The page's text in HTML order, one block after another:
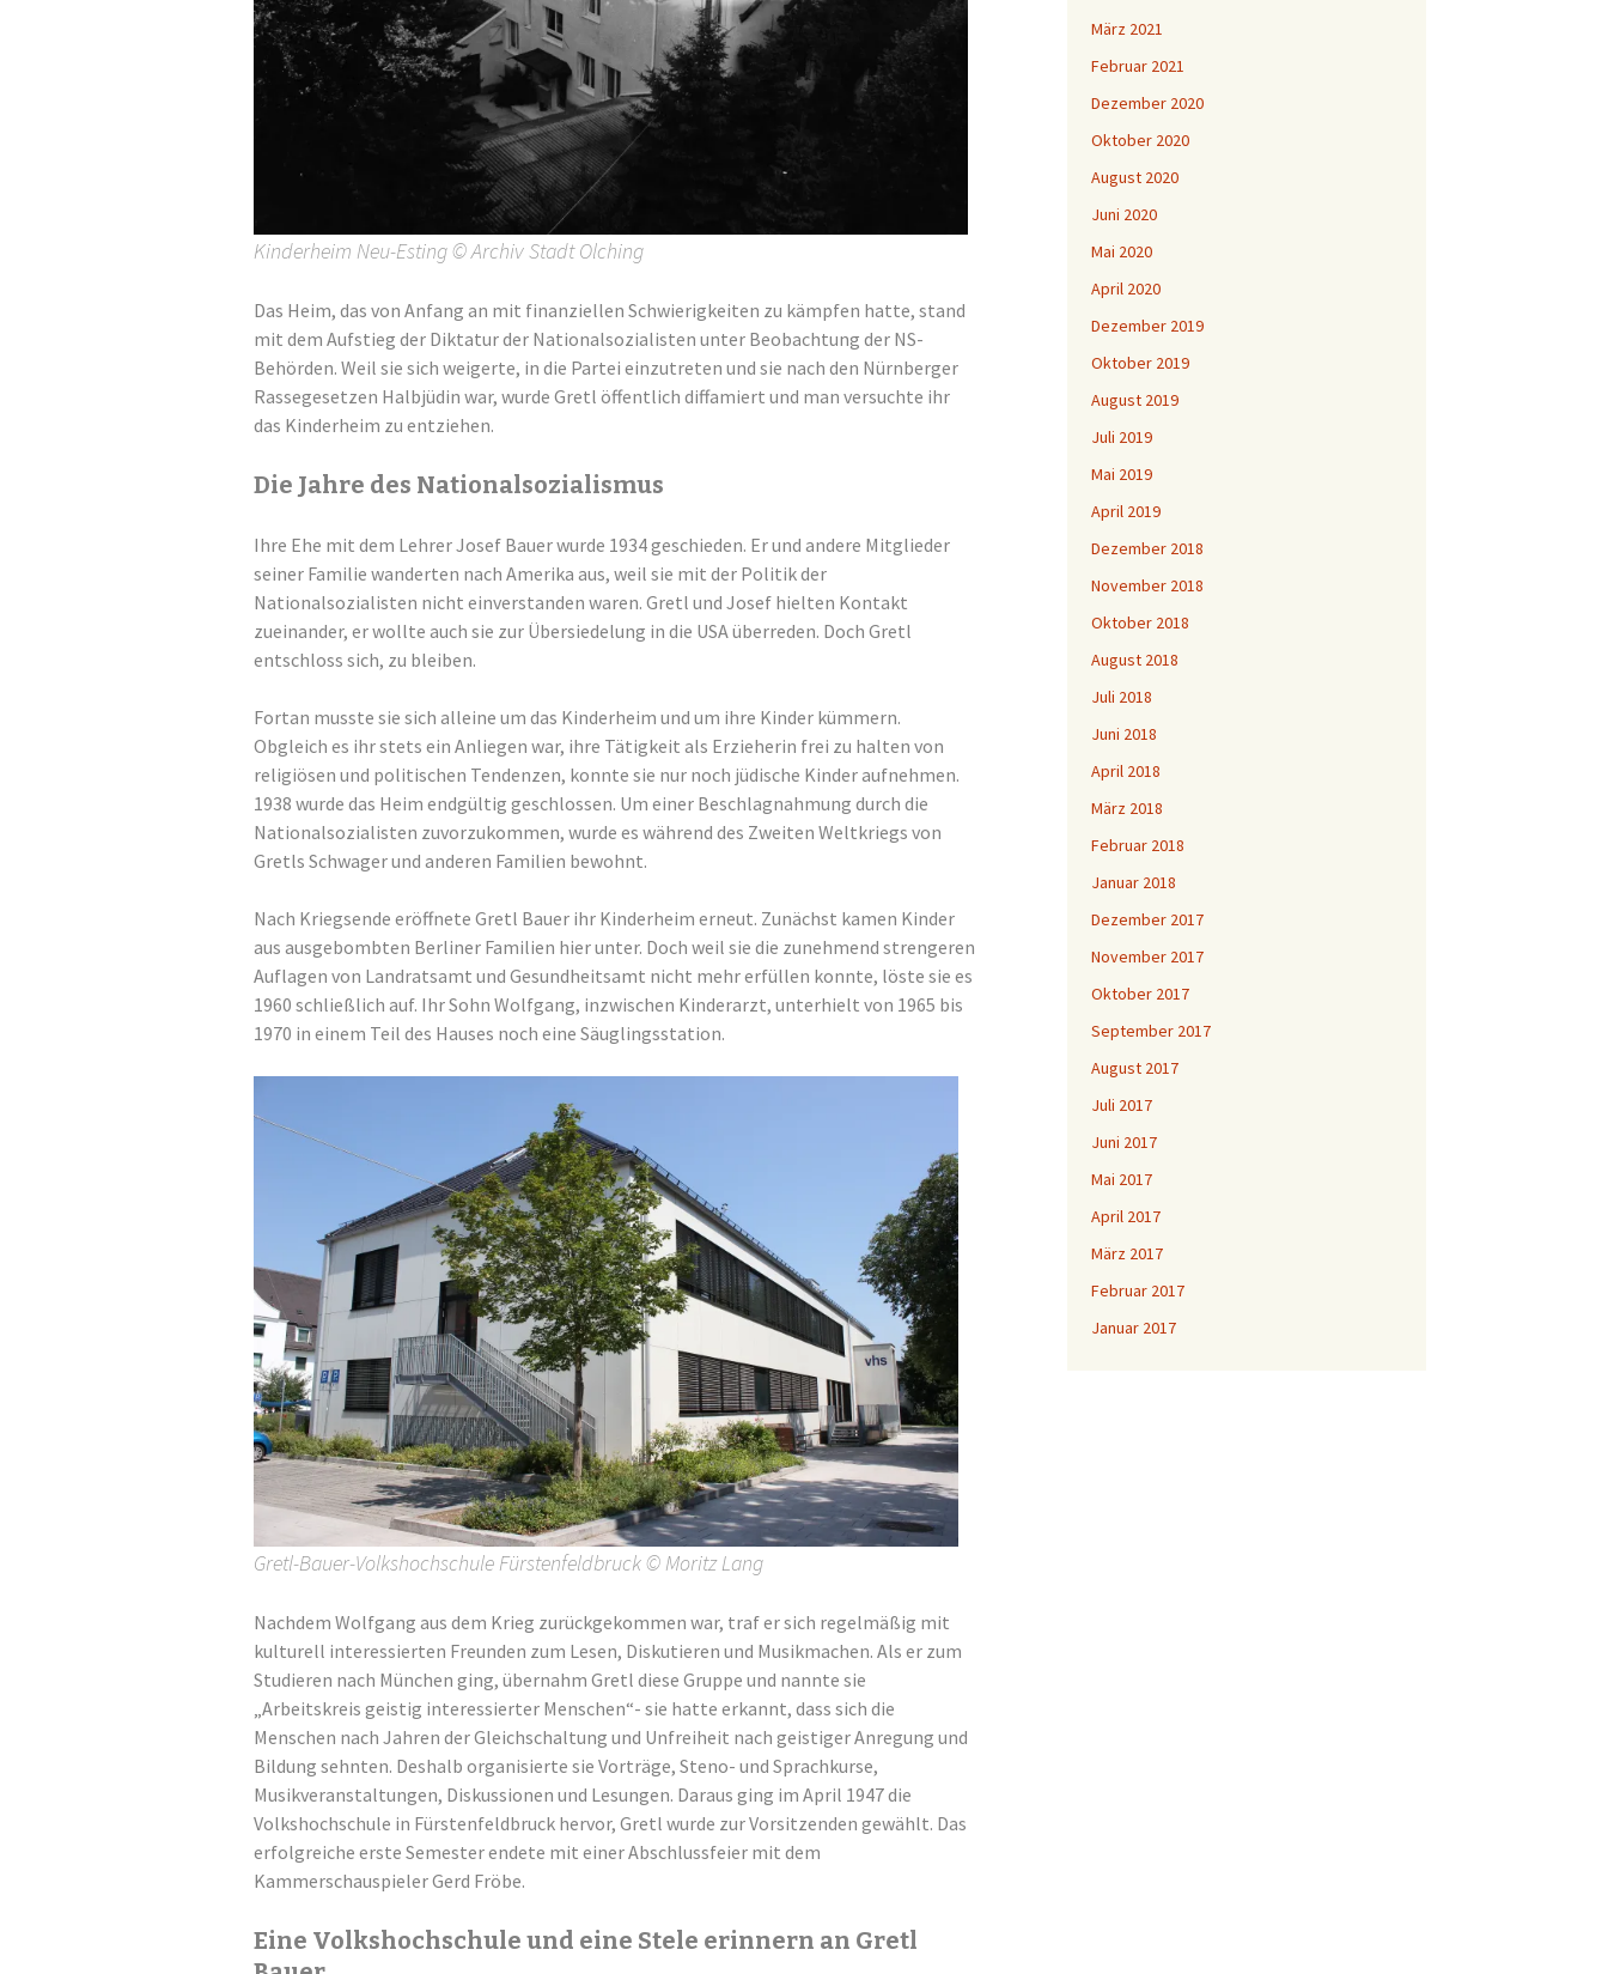
Kinderheim Neu-Esting © Archiv Stadt Olching
Das Heim, das von Anfang an mit finanziellen Schwierigkeiten zu kämpfen hatte, stand
mit dem Aufstieg der Diktatur der Nationalsozialisten unter Beobachtung der NS-
Behörden. Weil sie sich weigerte, in die Partei einzutreten und sie nach den Nürnberger
Rassegesetzen Halbjüdin war, wurde Gretl öffentlich diffamiert und man versuchte ihr
das Kinderheim zu entziehen.
Die Jahre des Nationalsozialismus
Ihre Ehe mit dem Lehrer Josef Bauer wurde 1934 geschieden. Er und andere Mitglieder
seiner Familie wanderten nach Amerika aus, weil sie mit der Politik der
Nationalsozialisten nicht einverstanden waren. Gretl und Josef hielten Kontakt
zueinander, er wollte auch sie zur Übersiedelung in die USA überreden. Doch Gretl
entschloss sich, zu bleiben.
Fortan musste sie sich alleine um das Kinderheim und um ihre Kinder kümmern.
Obgleich es ihr stets ein Anliegen war, ihre Tätigkeit als Erzieherin frei zu halten von
religiösen und politischen Tendenzen, konnte sie nur noch jüdische Kinder aufnehmen.
1938 wurde das Heim endgültig geschlossen. Um einer Beschlagnahmung durch die
Nationalsozialisten zuvorzukommen, wurde es während des Zweiten Weltkriegs von
Gretls Schwager und anderen Familien bewohnt.
Nach Kriegsende eröffnete Gretl Bauer ihr Kinderheim erneut. Zunächst kamen Kinder
aus ausgebombten Berliner Familien hier unter. Doch weil sie die zunehmend strengeren
Auflagen von Landratsamt und Gesundheitsamt nicht mehr erfüllen konnte, löste sie es
1960 schließlich auf. Ihr Sohn Wolfgang, inzwischen Kinderarzt, unterhielt von 1965 bis
1970 in einem Teil des Hauses noch eine Säuglingsstation.
Gretl-Bauer-Volkshochschule Fürstenfeldbruck © Moritz Lang
Nachdem Wolfgang aus dem Krieg zurückgekommen war, traf er sich regelmäßig mit
kulturell interessierten Freunden zum Lesen, Diskutieren und Musikmachen. Als er zum
Studieren nach München ging, übernahm Gretl diese Gruppe und nannte sie
„Arbeitskreis geistig interessierter Menschen“- sie hatte erkannt, dass sich die
Menschen nach Jahren der Gleichschaltung und Unfreiheit nach geistiger Anregung und
Bildung sehnten. Deshalb organisierte sie Vorträge, Steno- und Sprachkurse,
Musikveranstaltungen, Diskussionen und Lesungen. Daraus ging im April 1947 die
Volkshochschule in Fürstenfeldbruck hervor, Gretl wurde zur Vorsitzenden gewählt. Das
erfolgreiche erste Semester endete mit einer Abschlussfeier mit dem
Kammerschauspieler Gerd Fröbe.
Eine Volkshochschule und eine Stele erinnern an Gretl
März 2021
Februar 2021
Dezember 2020
Oktober 2020
August 2020
Juni 2020
Mai 2020
April 2020
Dezember 2019
Oktober 2019
August 2019
Juli 2019
Mai 2019
April 2019
Dezember 2018
November 2018
Oktober 2018
August 2018
Juli 2018
Juni 2018
April 2018
März 2018
Februar 2018
Januar 2018
Dezember 2017
November 2017
Oktober 2017
September 2017
August 2017
Juli 2017
Juni 2017
Mai 2017
April 2017
März 2017
Februar 2017
Januar 2017